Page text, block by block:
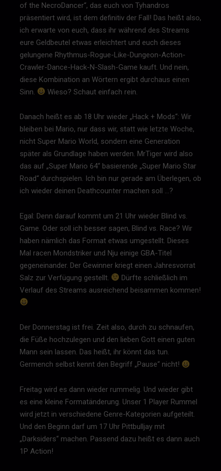
of the NecroDancer“, das euch von Tyhandros
präsentiert wird, ist dem definitiv der Fall! Das heißt also,
ich erwarte von euch, dass ihr während des Streams
eure Geldbeutel etwas erleichtert und euch dieses
gelungene Rhythmus-Rogue-Like-Dungeon-Action-
Crawler-Dance-Hack-N-Slash-Game kauft. Und nein,
diese Kombination an Wörtern ergibt durchaus einen
Sinn.
Wieso? Schaut einfach rein.
Danach heißt es ab 18 Uhr wieder „Hack + Mods“: Wir
bleiben bei Mario, nur dass wir, statt wie letzte Woche,
nicht Super Mario World, sondern eine Generation
später als Grundlage haben werden. MrTiger wird also
das auf „Super Mario 64“ basierende „Super Mario Star
Road“ durchspielen. Ich bin nur gerade am Überlegen, ob
ich wieder deinen Deathcounter machen soll …?
Egal: Denn darauf kommt um 21 Uhr wieder Blind vs.
Game. Oder soll ich besser sagen, Blind vs. Race? Wir
haben nämlich das Format etwas umgestellt. Dieses
Mal racen Mondstriker und Nju einige GBA-Titel
gegeneinander. Der Gewinner kriegt einen Jahresvorrat
Salz zur Verfügung gestellt.
Dürfte schließlich im
Verlauf des Streams ausreichend beisammen kommen!
Der Donnerstag ist frei. Zeit also, durch zu schnaufen,
die Füße hochzulegen und den lieben Gott einen guten
Mann sein lassen. Das heißt, ihr könnt das tun.
Germench selbst kennt den Begriff „Pause“ nicht!
Freitag wird es dann wieder rummelig. Und wieder gibt
es eine kleine Formatänderung. Unser 1 Player Rummel
wird jetzt in verschiedene Genre-Kategorien aufgeteilt.
Und den Beginn darf um 17 Uhr Pittbulljay mit
„Darksiders“ machen. Passend dazu heißt es dann auch
1P Action!